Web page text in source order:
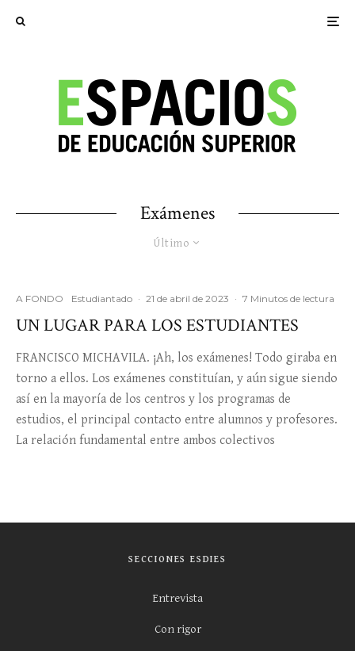
Exámenes
Último
A FONDO Estudiantado · 21 de abril de 2023 · 7 Minutos de lectura
UN LUGAR PARA LOS ESTUDIANTES
FRANCISCO MICHAVILA. ¡Ah, los exámenes! Todo giraba en
torno a ellos. Los exámenes constituían, y aún sigue siendo
así en la mayoría de los centros y los programas de
estudios, el principal contacto entre alumnos y profesores.
La relación fundamental entre ambos colectivos
SECCIONES ESDIES
Entrevista
Con rigor